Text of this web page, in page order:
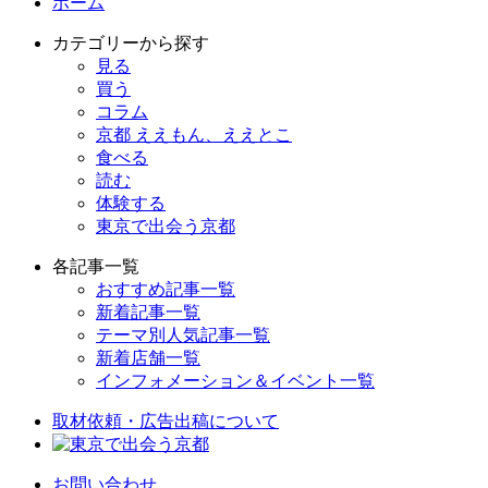
カテゴリーから探す
見る
買う
コラム
京都 ええもん、ええとこ
食べる
読む
体験する
東京で出会う京都
各記事一覧
おすすめ記事一覧
新着記事一覧
テーマ別人気記事一覧
新着店舗一覧
インフォメーション＆イベント一覧
取材依頼・広告出稿について